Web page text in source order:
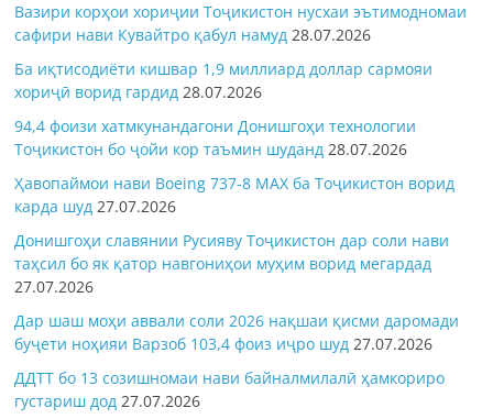
Вазири корҳои хориҷии Тоҷикистон нусхаи эътимодномаи
сафири нави Кувайтро қабул намуд 28.07.2026
Ба иқтисодиёти кишвар 1,9 миллиард доллар сармояи
хориҷӣ ворид гардид 28.07.2026
94,4 фоизи хатмкунандагони Донишгоҳи технологии
Тоҷикистон бо ҷойи кор таъмин шуданд 28.07.2026
Ҳавопаймои нави Boeing 737-8 MAX ба Тоҷикистон ворид
карда шуд 27.07.2026
Донишгоҳи славянии Русияву Тоҷикистон дар соли нави
таҳсил бо як қатор навгониҳои муҳим ворид мегардад
27.07.2026
Дар шаш моҳи аввали соли 2026 нақшаи қисми даромади
буҷети ноҳияи Варзоб 103,4 фоиз иҷро шуд 27.07.2026
ДДТТ бо 13 созишномаи нави байналмилалӣ ҳамкориро
густариш дод 27.07.2026